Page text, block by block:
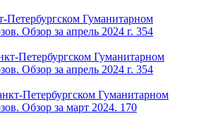
Петербургском Гуманитарном
Обзор за апрель 2024 г. 354